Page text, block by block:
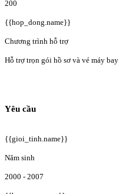
200
{{hop_dong.name}}
Chương trình hỗ trợ
Hỗ trợ trọn gói hồ sơ và vé máy bay
Yêu cầu
{{gioi_tinh.name}}
Năm sinh
2000 - 2007